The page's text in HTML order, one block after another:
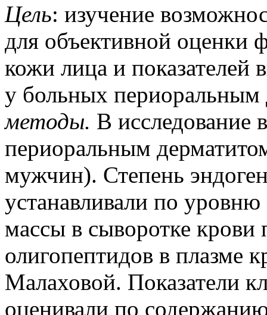
Цель: изучение
для объективной оценки
кожи лица и показателей
у больных
методы. В исследование
периоральным
мужчин). Степень
устанавливали по
массы в сыворотке
олигопептидов в плазме
Малаховой. Показатели
оценивали по